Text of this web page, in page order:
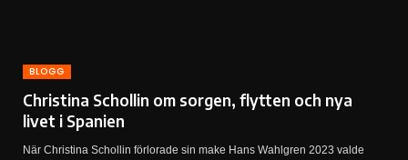
BLOGG
Christina Schollin om sorgen, flytten och nya
livet i Spanien
När Christina Schollin förlorade sin make Hans Wahlgren 2023 valde